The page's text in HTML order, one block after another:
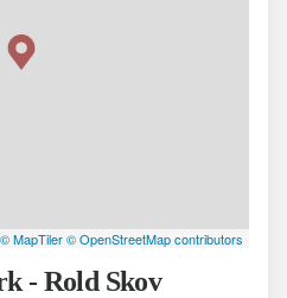
© MapTiler© OpenStreetMap contributors
- Rold Skov